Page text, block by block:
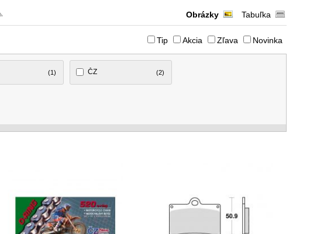
Obrázky Tabuľka
Tip Akcia Zľava Novinka
(1) ČZ (2)